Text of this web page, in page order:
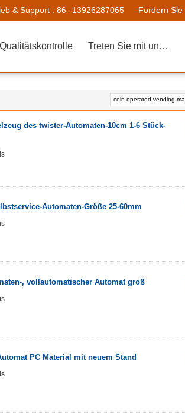
& Support : 86--13926287065 Fordern Sie
Qualitätskontrolle Treten Sie mit uns in Verbindung
des twister-Automaten-10cm 1-6 Stück-
Automaten-Größe 25-60mm
, vollautomatischer Automat groß
PC Material mit neuem Stand